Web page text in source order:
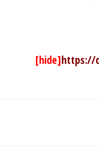
[hide]https://